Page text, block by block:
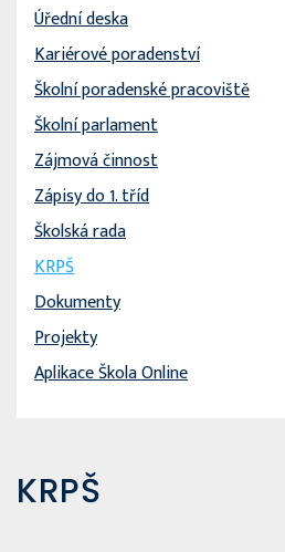
Úřední deska
Kariérové poradenství
Školní poradenské pracoviště
Školní parlament
Zájmová činnost
Zápisy do 1. tříd
Školská rada
KRPŠ
Dokumenty
Projekty
Aplikace Škola Online
KRPŠ